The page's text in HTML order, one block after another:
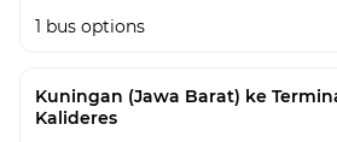
1 bus options
Kuningan (Jawa Barat) ke
Kalideres